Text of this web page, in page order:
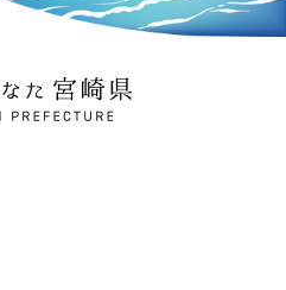
宮崎県